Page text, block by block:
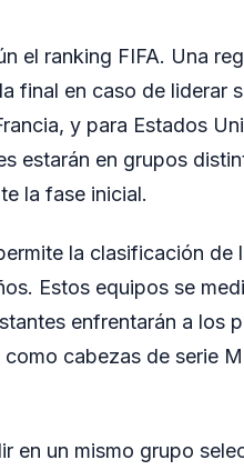
el ranking FIFA. Una
final en caso de liderar
y para Estados
estarán en grupos
la fase inicial.
la clasificación de
Estos equipos se
enfrentarán a los
cabezas de serie
en un mismo grupo